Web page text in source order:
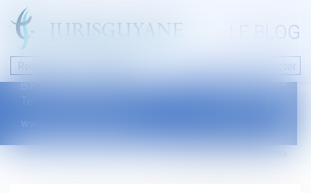
LE BLOG
Nous contacter
46 avenue de la liberté
B.P.315 - 97327 Cayenne Cedex
Tel : +594 594 29 45 35
www.jurisguyane.com
Mentions légales